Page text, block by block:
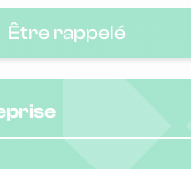
lots : 86
94220 CHARENTON-LE-
lots : 23
Être rappelé